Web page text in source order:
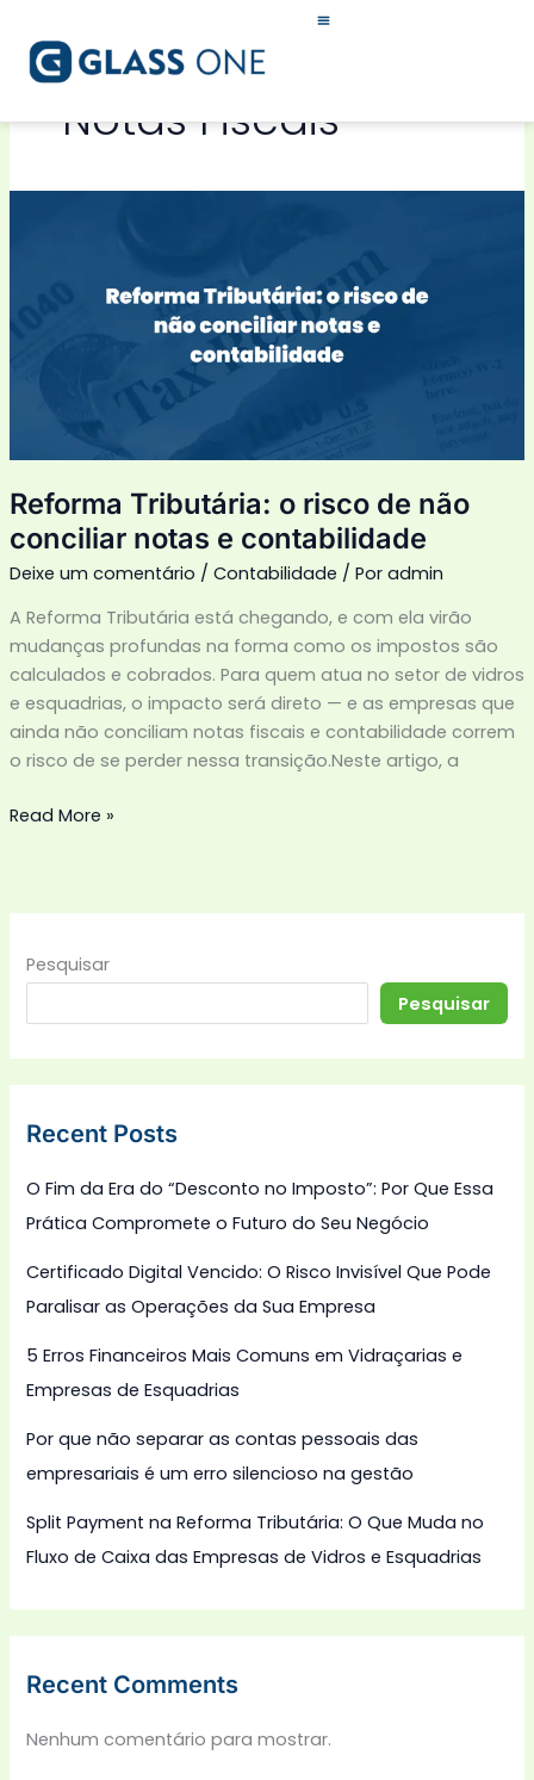
para
Notas Fiscais
Reforma Tributária: o risco de não
conciliar notas e contabilidade
Deixe um comentário / Contabilidade / Por admin
A Reforma Tributária está chegando, e com ela virão
mudanças profundas na forma como os impostos são
calculados e cobrados. Para quem atua no setor de vidros
e esquadrias, o impacto será direto — e as empresas que
ainda não conciliam notas fiscais e contabilidade correm
o risco de se perder nessa transição.Neste artigo, a
contabilidade
Read More »
Pesquisar
Pesquisar
Recent Posts
O Fim da Era do “Desconto no Imposto”: Por Que Essa
Prática Compromete o Futuro do Seu Negócio
Certificado Digital Vencido: O Risco Invisível Que Pode
Paralisar as Operações da Sua Empresa
5 Erros Financeiros Mais Comuns em Vidraçarias e
Empresas de Esquadrias
Por que não separar as contas pessoais das
empresariais é um erro silencioso na gestão
Split Payment na Reforma Tributária: O Que Muda no
Fluxo de Caixa das Empresas de Vidros e Esquadrias
Recent Comments
Nenhum comentário para mostrar.